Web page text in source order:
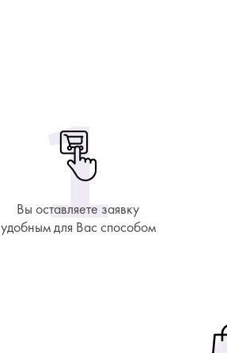
Вы оставляете заявку
удобным для Вас способом